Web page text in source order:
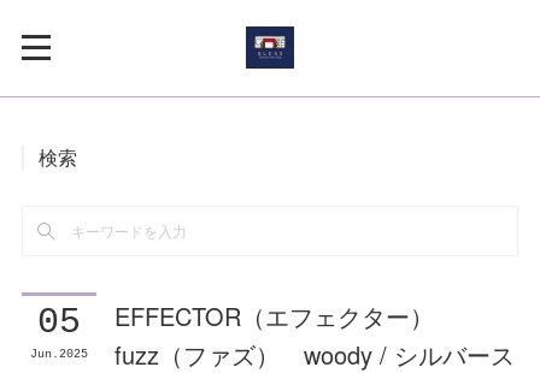
検索
05
Jun 2025
EFFECTOR（エフェクター）
fuzz（ファズ） woody / シルバース